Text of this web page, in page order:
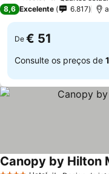
8,6 Excelente 6.817
De € 51
Consulte os preços de
Canopy by Hilton